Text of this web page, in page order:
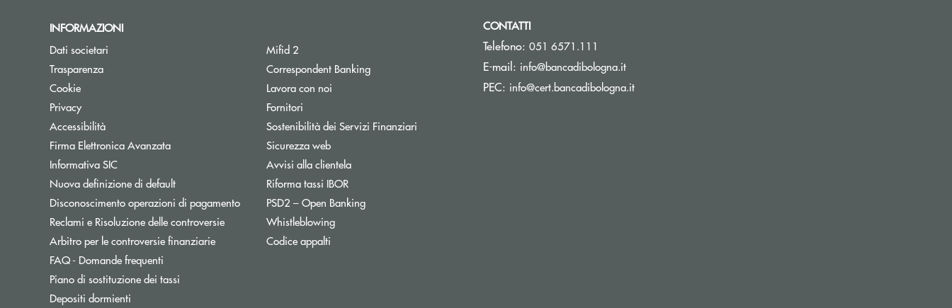
INFORMAZIONI
Dati societari
Trasparenza
Cookie
Privacy
Accessibilità
Firma Elettronica Avanzata
Informativa SIC
Nuova definizione di default
Disconoscimento operazioni di pagamento
Reclami e Risoluzione delle controversie
Arbitro per le controversie finanziarieApre una nuova finestra
FAQ - Domande frequenti
Piano di sostituzione dei tassi
Depositi dormienti
Mifid 2
Correspondent Banking
Lavora con noi
Fornitori
Sostenibilità dei Servizi Finanziari
Sicurezza web
Avvisi alla clientela
Riforma tassi IBOR
PSD2 – Open BankingApre una nuova finestra
Whistleblowing
Codice appalti
CONTATTI
Telefono: 051 6571.111
E-mail: info@bancadibologna.it(si apre l’app di posta elettronica)
PEC: info@cert.bancadibologna.it(si apre l’app di posta elettronica)